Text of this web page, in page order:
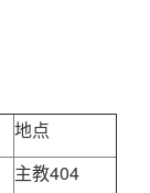
地点
主教404